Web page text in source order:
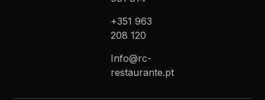
+351 963
208 120
Info@rc-
restaurante.pt